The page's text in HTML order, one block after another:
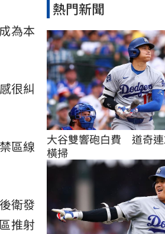
為本
很糾
區線
衛發
推射
熱門新聞
大谷雙響砲白費　道奇
橫掃